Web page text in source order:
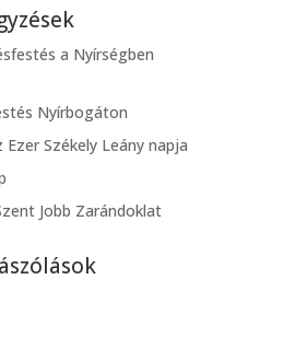
a Nyírségben
Nyírbogáton
Székely Leány napja
Jobb Zarándoklat